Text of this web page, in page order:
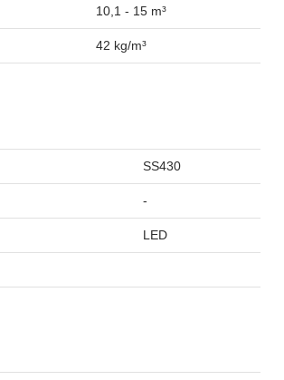
10,1 - 15 m³
42 kg/m³
SS430
-
LED